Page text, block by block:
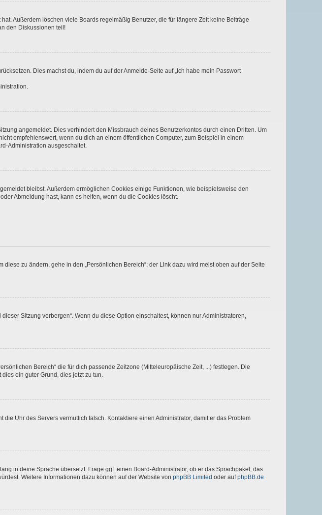
Außerdem löschen viele Boards regelmäßig Benutzer, die für längere Zeit keine Beiträge
den Diskussionen teil!
Dies machst du, indem du auf der Anmelde-Seite auf „Ich habe mein Passwort
angemeldet. Dies verhindert den Missbrauch deines Benutzerkontos durch einen Dritten. Um
empfehlenswert, wenn du dich an einem öffentlichen Computer, zum Beispiel in einem
Administration ausgeschaltet.
bleibst. Außerdem ermöglichen Cookies einige Funktionen, wie beispielsweise den
Abmeldung hast, kann es helfen, wenn du die Cookies löscht.
zu ändern, gehe in den „Persönlichen Bereich“; der Link dazu wird meist oben auf der Seite
Sitzung verbergen“. Wenn du diese Option einschaltest, können nur Administratoren,
Bereich“ die für dich passende Zeitzone (Mitteleuropäische Zeit, ...) festlegen. Die
ein guter Grund, dies jetzt zu tun.
Uhr des Servers vermutlich falsch. Kontaktiere einen Administrator, damit er das Problem
in deine Sprache übersetzt. Frage ggf. einen Board-Administrator, ob er das Sprachpaket, das
Weitere Informationen dazu können auf der Website von phpBB Limited oder aufphpBB.de